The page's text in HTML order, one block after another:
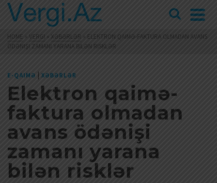
HOME » VERGI » XƏBƏRLƏR » ELEKTRON QAIMƏ-FAKTURA OLMADAN AVANS
ÖDƏNIŞI ZAMANI YARANA BILƏN RISKLƏR
E-QAIMƏ | XƏBƏRLƏR
Elektron qaimə-
faktura olmadan
avans ödənişi
zamanı yarana
bilən risklər